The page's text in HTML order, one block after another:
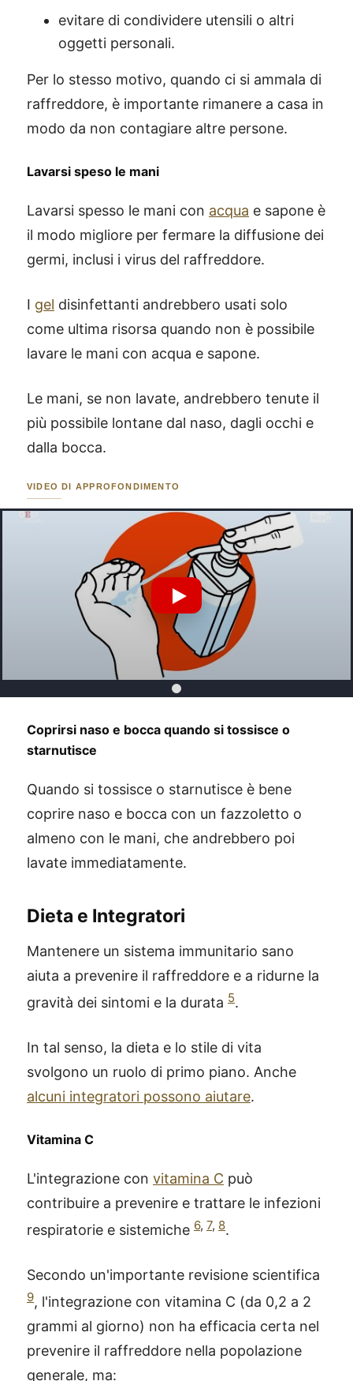
evitare di condividere utensili o altri
oggetti personali.
Per lo stesso motivo, quando ci si ammala di
raffreddore, è importante rimanere a casa in
modo da non contagiare altre persone.
Lavarsi speso le mani
Lavarsi spesso le mani con acqua e sapone è
il modo migliore per fermare la diffusione dei
germi, inclusi i virus del raffreddore.
I gel disinfettanti andrebbero usati solo
come ultima risorsa quando non è possibile
lavare le mani con acqua e sapone.
Le mani, se non lavate, andrebbero tenute il
più possibile lontane dal naso, dagli occhi e
dalla bocca.
VIDEO DI APPROFONDIMENTO
Riproduci Video YouTube
Coprirsi naso e bocca quando si tossisce o
starnutisce
Quando si tossisce o starnutisce è bene
coprire naso e bocca con un fazzoletto o
almeno con le mani, che andrebbero poi
lavate immediatamente.
Dieta e Integratori
Mantenere un sistema immunitario sano
aiuta a prevenire il raffreddore e a ridurne la
gravità dei sintomi e la durata 5.
In tal senso, la dieta e lo stile di vita
svolgono un ruolo di primo piano. Anche
alcuni integratori possono aiutare.
Vitamina C
L'integrazione con vitamina C può
contribuire a prevenire e trattare le infezioni
respiratorie e sistemiche 6, 7, 8.
Secondo un'importante revisione scientifica
9, l'integrazione con vitamina C (da 0,2 a 2
grammi al giorno) non ha efficacia certa nel
prevenire il raffreddore nella popolazione
generale, ma: